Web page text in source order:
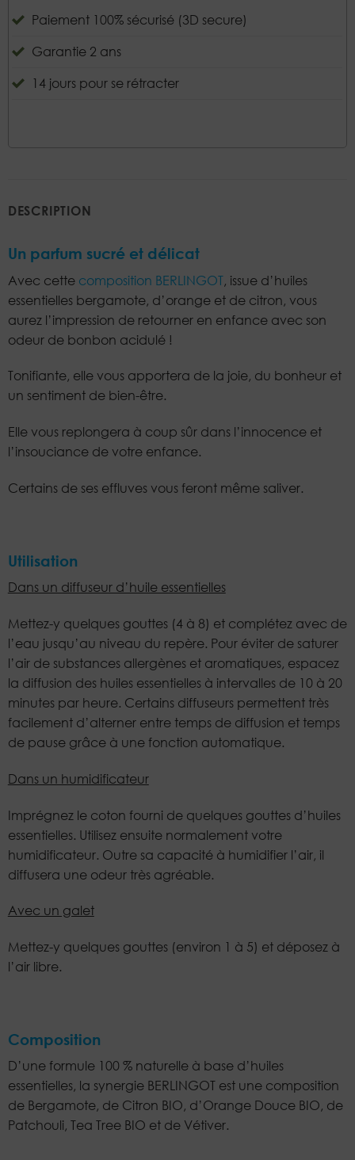
Paiement 100% sécurisé (3D secure)
Garantie 2 ans
14 jours pour se rétracter
DESCRIPTION
Un parfum sucré et délicat
Avec cette composition BERLINGOT, issue d’huiles
essentielles bergamote, d’orange et de citron, vous
aurez l’impression de retourner en enfance avec son
odeur de bonbon acidulé !
Tonifiante, elle vous apportera de la joie, du bonheur et
un sentiment de bien-être.
Elle vous replongera à coup sûr dans l’innocence et
l’insouciance de votre enfance.
Certains de ses effluves vous feront même saliver.
Utilisation
Dans un diffuseur d’huile essentielles
Mettez-y quelques gouttes (4 à 8) et complétez avec de
l’eau jusqu’au niveau du repère. Pour éviter de saturer
l’air de substances allergènes et aromatiques, espacez
la diffusion des huiles essentielles à intervalles de 10 à 20
minutes par heure. Certains diffuseurs permettent très
facilement d’alterner entre temps de diffusion et temps
de pause grâce à une fonction automatique.
Dans un humidificateur
Imprégnez le coton fourni de quelques gouttes d’huiles
essentielles. Utilisez ensuite normalement votre
humidificateur. Outre sa capacité à humidifier l’air, il
diffusera une odeur très agréable.
Avec un galet
Mettez-y quelques gouttes (environ 1 à 5) et déposez à
l’air libre.
Composition
D’une formule 100 % naturelle à base d’huiles
essentielles, la synergie BERLINGOT est une composition
de Bergamote, de Citron BIO, d’Orange Douce BIO, de
Patchouli, Tea Tree BIO et de Vétiver.